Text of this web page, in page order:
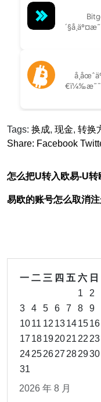
Tags: 换成, 现金, 转换
Share: Facebook
怎么把U转入欧易-U转
易欧的账号怎么取消
2026 年 8 月
一 二 三 四 五 六 日
1
2
3
4 5 6 7 8
9
1011 12 13141516
17 18192021 22 23
24252627 282930
31